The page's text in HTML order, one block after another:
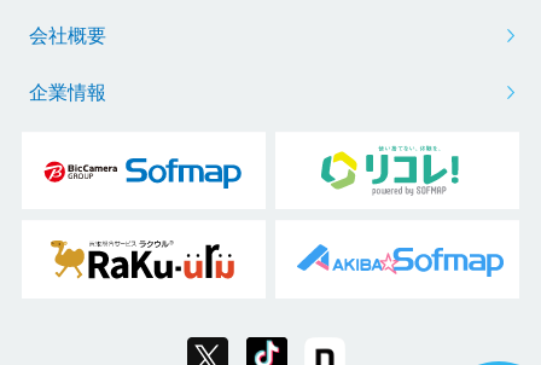
会社概要
企業情報